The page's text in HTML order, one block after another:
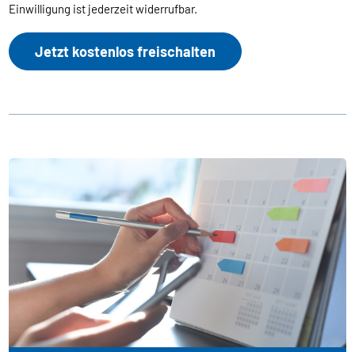
Einwilligung ist jederzeit widerrufbar.
Jetzt kostenlos freischalten